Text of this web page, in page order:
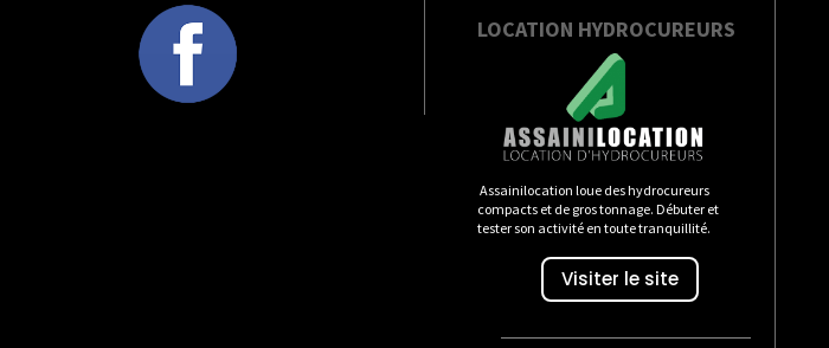
LOCATION HYDROCUREURS
Assainilocation loue des hydrocureurs
compacts et de gros tonnage. Débuter et
tester son activité en toute tranquillité.
Visiter le site